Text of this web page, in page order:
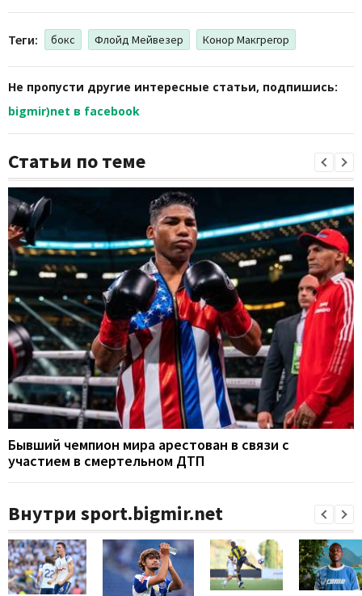
Теги: бокс Флойд Мейвезер Конор Макгрегор
Не пропусти другие интересные статьи, подпишись:
bigmir)net в facebook
Статьи по теме
Бывший чемпион мира арестован в связи с
участием в смертельном ДТП
Внутри sport.bigmir.net